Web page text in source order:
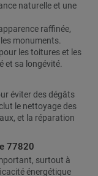
naturelle et une
raffinée,
monuments.
les toitures et les
et sa longévité.
éviter des dégâts
le nettoyage des
et la réparation
77820
surtout à
énergétique